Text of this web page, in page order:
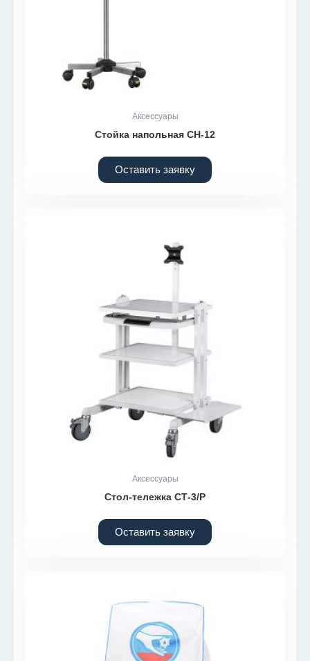
Аксессуары
Стойка напольная СН-12
Оставить заявку
Аксессуары
Стол-тележка СТ-3/Р
Оставить заявку